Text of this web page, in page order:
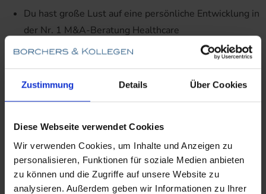
Zustimmung Details Über Cookies
Diese Webseite verwendet Cookies
Wir verwenden Cookies, um Inhalte und Anzeigen zu
personalisieren, Funktionen für soziale Medien anbieten
zu können und die Zugriffe auf unsere Website zu
analysieren. Außerdem geben wir Informationen zu Ihrer
Du hast große Lust auf eine persönliche Entwicklung in
der Nr. 1 M&A-Beratung Healthcare
Du hast Dein Studium mit
wirtschaftswissenschaftlichem/ökonomischen
Schwerpunkt erfolgreich abgeschlossen
Du hast ein Faible für M&A und interessierst Dich für
dasGesundheits- und Sozialwesen
Du bist neugierig, kannst Sachverhalte schnell erfassen
sowie strukturieren und entwickelst zudem
selbstständig erste Ideen für mögliche Lösungsansätze